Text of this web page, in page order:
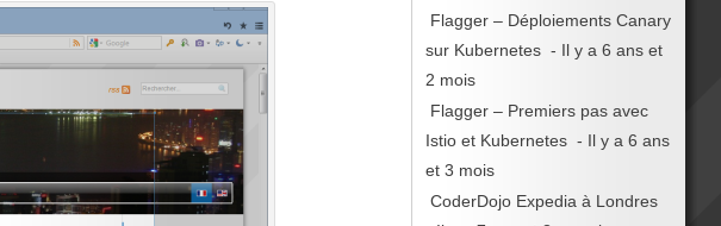
Flagger – Déploiements Canary
sur Kubernetes - Il y a 6 ans et
2 mois
Flagger – Premiers pas avec
Istio et Kubernetes - Il y a 6 ans
et 3 mois
CoderDojo Expedia à Londres